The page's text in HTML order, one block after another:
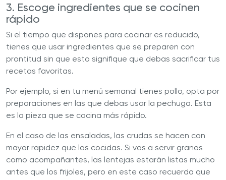
3. Escoge ingredientes que se cocinen
rápido
Si el tiempo que dispones para cocinar es reducido,
tienes que usar ingredientes que se preparen con
prontitud sin que esto signifique que debas sacrificar tus
recetas favoritas.
Por ejemplo, si en tu menú semanal tienes pollo, opta por
preparaciones en las que debas usar la pechuga. Esta
es la pieza que se cocina más rápido.
En el caso de las ensaladas, las crudas se hacen con
mayor rapidez que las cocidas. Si vas a servir granos
como acompañantes, las lentejas estarán listas mucho
antes que los frijoles, pero en este caso recuerda que